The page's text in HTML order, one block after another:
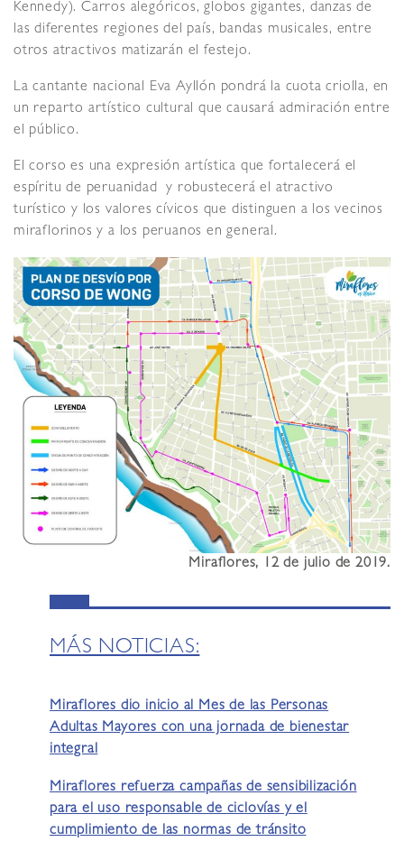
Kennedy). Carros alegóricos, globos gigantes, danzas de
las diferentes regiones del país, bandas musicales, entre
otros atractivos matizarán el festejo.
La cantante nacional Eva Ayllón pondrá la cuota criolla, en
un reparto artístico cultural que causará admiración entre
el público.
El corso es una expresión artística que fortalecerá el
espíritu de peruanidad y robustecerá el atractivo
turístico y los valores cívicos que distinguen a los vecinos
miraflorinos y a los peruanos en general.
Miraflores, 12 de julio de 2019.
MÁS NOTICIAS:
Miraflores dio inicio al Mes de las Personas
Adultas Mayores con una jornada de bienestar
integral
Miraflores refuerza campañas de sensibilización
para el uso responsable de ciclovías y el
cumplimiento de las normas de tránsito